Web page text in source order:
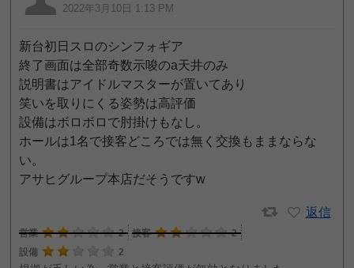
2022年3月10日 1:13 PM
新台初日スロのシンフォギア
終了画面は全部奇数示唆のa天井のみ
説明書はアイドルマスターが置いてあり
笑いを取りにくる姿勢は高評価
設備はボロボロで肘掛けもなし。
ホールは1名で接客どころでは無く交換もままならな
い。
アサヒグループ本店だそうですw
返信
営業 2 接客
2
設備
2